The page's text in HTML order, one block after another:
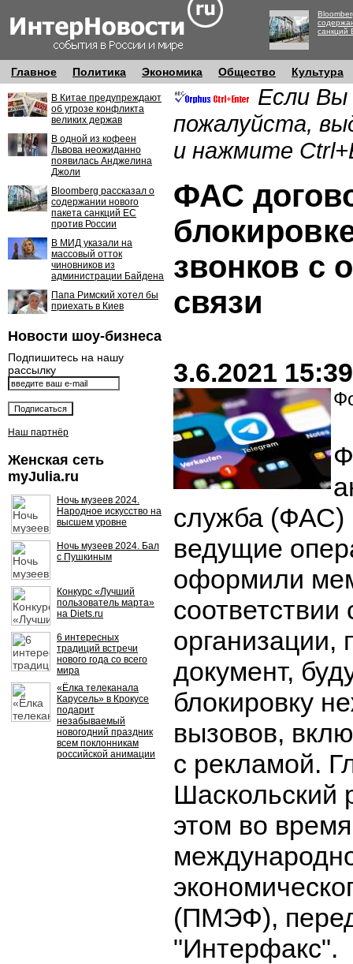
санкций
Главное Политика Экономика Общество Культура
В Китае предупреждают
об угрозе конфликта
великих держав
В одной из кофеен
Львова неожиданно
появилась Анджелина
Джоли
Bloomberg рассказал о
содержании нового
пакета санкций ЕС
против России
В МИД указали на
массовый отток
чиновников из
администрации Байдена
Папа Римский хотел бы
приехать в Киев
Новости шоу-бизнеса
Подпишитесь на нашу
рассылку
Наш партнёр
Женская сеть
myJulia.ru
Ночь музеев 2024.
Народное искусство на
высшем уровне
Ночь музеев 2024. Бал
с Пушкиным
Конкурс «Лучший
пользователь марта»
на Diets.ru
6 интересных
традиций встречи
нового года со всего
мира
«Ёлка телеканала
Карусель» в Крокусе
подарит
незабываемый
новогодний праздник
всем поклонникам
российской анимации
Если Вы
пожалуйста,
и нажмите
ФАС
звонков с
связи
3.6.2021 15:39
служба (ФАС)
ведущие
оформили
организации,
документ,
блокировку
вызовов,
с рекламой.
Шаскольский
этом во
(ПМЭФ),
"Интерфакс".